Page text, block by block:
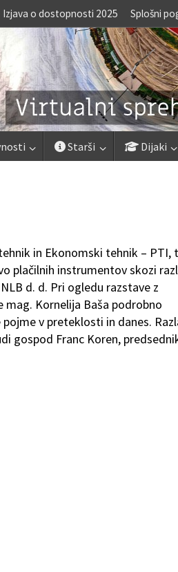
Izjava o dostopnosti 2025 Splošni
Starši Dijaki
in Ekonomski tehnik – PTI,
plačilnih instrumentov skozi
d. d. Pri ogledu razstave z
mag. Kornelija Baša podrobno
v preteklosti in danes.
gospod Franc Koren,